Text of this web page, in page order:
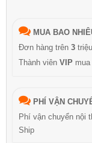
MUA BAO
Đơn hàng trên 3
Thành viên VIP
PHÍ VẬN
Phí vận chuyển nội
Ship